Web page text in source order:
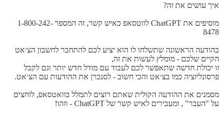
איך עושים את זה?
מוסיפים את ChatGPT לווטסאפ כאיש קשר, זה המספר 1-800-242-
8478
בהודעה הראשונה שתשלחו לו הוא יציע לכם להתחבר לחשבון הצ׳אט
הקיים שלכם - מומלץ לעשות את זה,
זו יכולת חדשה שתאפשר לכם לעבוד עם מודל חדש יותר וגם לקבל
פרסונליזציה כמו בצ׳אט והכי חשוב - לסנכרן את ההודעות עם הצ׳אט.
מסמנים את ההודעה הקולית שאתם רוצים לתמלל בוואטסאפ, לוחצים
על "העבר" , ומעבירים לאיש קשר של ChatGPT - וזהו!